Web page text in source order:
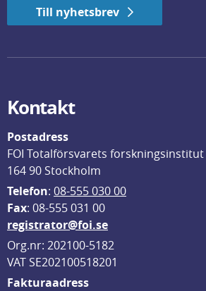
Till nyhetsbrev
Kontakt
Postadress
FOI Totalförsvarets forskningsinstitut
164 90 Stockholm
Telefon: 08-555 030 00
Fax: 08-555 031 00
registrator@foi.se
Org.nr: 202100-5182
VAT SE202100518201
Fakturaadress